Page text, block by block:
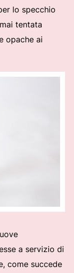
lo specchio
tentata
opache ai
a servizio di
come succede